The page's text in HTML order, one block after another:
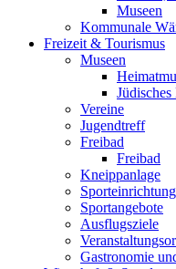
Museen
Kommunale
Freizeit & Tourismus
Museen
Vereine
Jugendtreff
Freibad
Freibad
Kneippanlage
Sportangebote
Ausflugsziele
Gastronomie